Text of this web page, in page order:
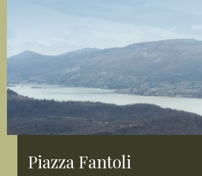
Piazza Fantoli